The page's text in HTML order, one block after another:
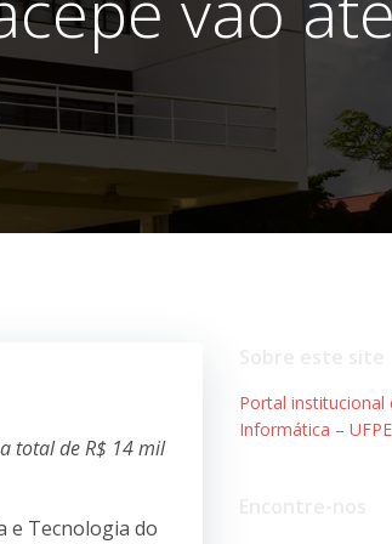
total de R$ 14 mil
e Tecnologia do
Portal institucional
Informática – UFPE